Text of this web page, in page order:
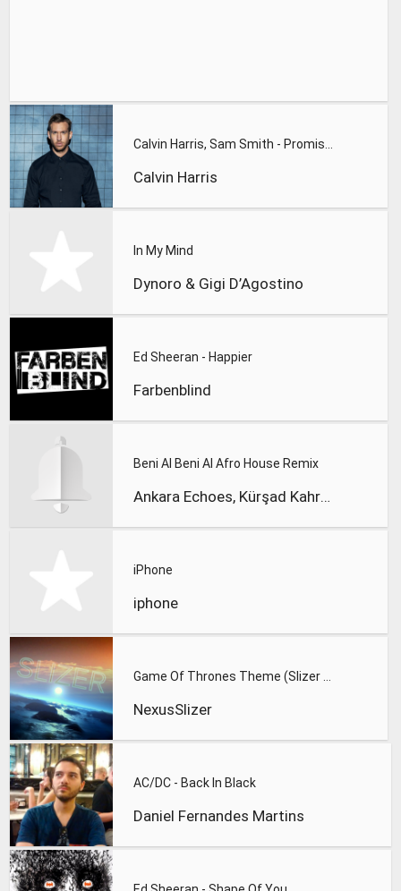
Calvin Harris
In My Mind
Dynoro & Gigi D’Agostino
Ed Sheeran - Happier
Farbenblind
Beni Al Beni Al Afro House Remix
Ankara Echoes, Kürşad Kahraman
iPhone
iphone
NexusSlizer
AC/DC - Back In Black
Daniel Fernandes Martins